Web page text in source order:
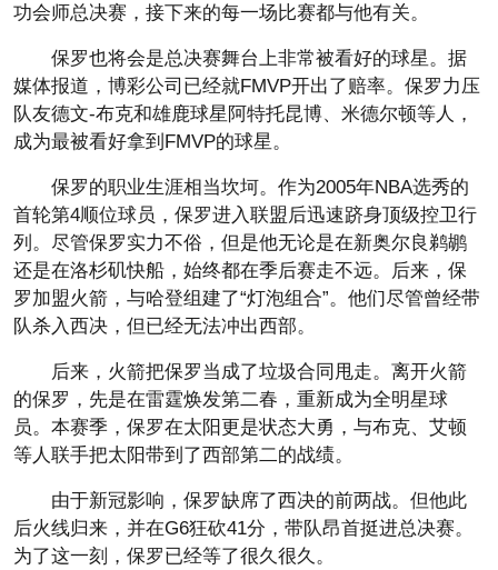
功会师总决赛，接下来的每一场比赛都与他有关。
保罗也将会是总决赛舞台上非常被看好的球星。据
媒体报道， 博彩公司已经就FMVP开出了赔率。保罗力压
队友德文-布克和雄鹿球星阿特托昆博、米德尔顿等人，
成为最被看好拿到FMVP的球星。
保罗的职业生涯相当坎坷。作为2005年NBA选秀的
首轮第4顺位球员，保罗进入联盟后迅速跻身顶级控卫行
列。尽管保罗实力不俗，但是他无论是在新奥尔良鹈鹕
还是在洛杉矶快船，始终都在季后赛走不远。后来，保
罗加盟火箭，与哈登组建了“灯泡组合”。他们尽管曾经带
队杀入西决，但已经无法冲出西部。
后来，火箭把保罗当成了垃圾合同甩走。离开火箭
的保罗，先是在雷霆焕发第二春，重新成为全明星球
员。本赛季，保罗在太阳更是状态大勇，与布克、艾顿
等人联手把太阳带到了西部第二的战绩。
由于新冠影响，保罗缺席了西决的前两战。但他此
后火线归来，并在G6狂砍41分，带队昂首挺进总决赛。
为了这一刻，保罗已经等了很久很久。